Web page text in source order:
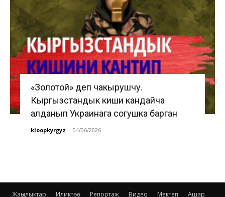
«Золотой» деп чакырушчу.
Кыргызстандык киши кандайча
алданып Украинага согушка барган
kloopkyrgyz - 04/06/2026
Жаңылыктар Иликтөө Репортаж Видео Мектеп Ашар